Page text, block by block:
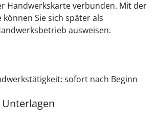
Handwerkskarte verbunden. Mit der
Sie sich später als
ausweisen.
sofort nach Beginn